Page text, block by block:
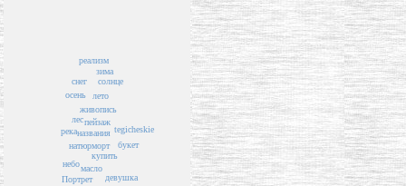
пейзаж
названия
живопись
лето
натюрморт
купить
солнце
лес
зима
осень
букет
масло
река
снег
tegicheskie
реализм
небо
Портрет девушка